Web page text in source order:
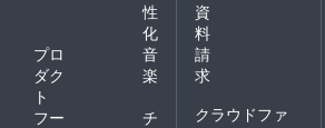
性
化
プロ
ダク
ト
音
楽
フー
チ
資
料
請
求
クラウドファ